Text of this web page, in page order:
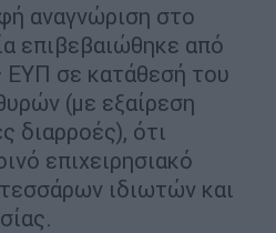
αναγνώριση στο
επιβεβαιώθηκε από
ΕΥΠ σε κατάθεσή του
(με εξαίρεση
διαρροές), ότι
επιχειρησιακό
ιδιωτών και